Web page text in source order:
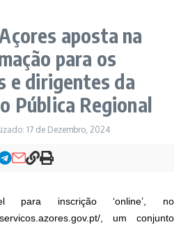
aposta na
para os
e dirigentes da
Pública Regional
17 de Dezembro, 2024
para inscrição ‘online’, no
, um conjunto